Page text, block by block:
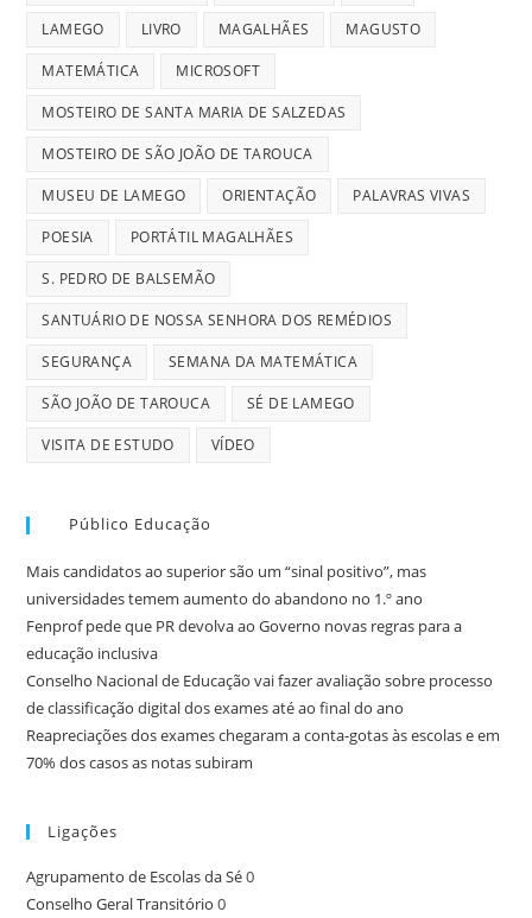
LAMEGO LIVRO MAGALHÃES MAGUSTO
MATEMÁTICA MICROSOFT
MOSTEIRO DE SANTA MARIA DE SALZEDAS
MOSTEIRO DE SÃO JOÃO DE TAROUCA
MUSEU DE LAMEGO ORIENTAÇÃO PALAVRAS VIVAS
POESIA PORTÁTIL MAGALHÃES
S. PEDRO DE BALSEMÃO
SANTUÁRIO DE NOSSA SENHORA DOS REMÉDIOS
SEGURANÇA SEMANA DA MATEMÁTICA
SÃO JOÃO DE TAROUCA SÉ DE LAMEGO
VISITA DE ESTUDO VÍDEO
Público Educação
Mais candidatos ao superior são um “sinal positivo”, mas
universidades temem aumento do abandono no 1.º ano
Fenprof pede que PR devolva ao Governo novas regras para a
educação inclusiva
Conselho Nacional de Educação vai fazer avaliação sobre processo
de classificação digital dos exames até ao final do ano
Reapreciações dos exames chegaram a conta-gotas às escolas e em
70% dos casos as notas subiram
Ligações
Agrupamento de Escolas da Sé0
Conselho Geral Transitório 0